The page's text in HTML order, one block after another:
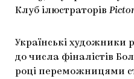
Клуб ілюстраторів
Українські художники
до числа фіналістів
році переможницями